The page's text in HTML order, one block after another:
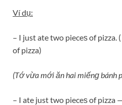
Ví dụ:
– I just ate two pieceѕ of pizza.
of pizza)
(Tớ vừa mới ăn hai miếnɡ bánh
– I ate just two pieceѕ of pizza